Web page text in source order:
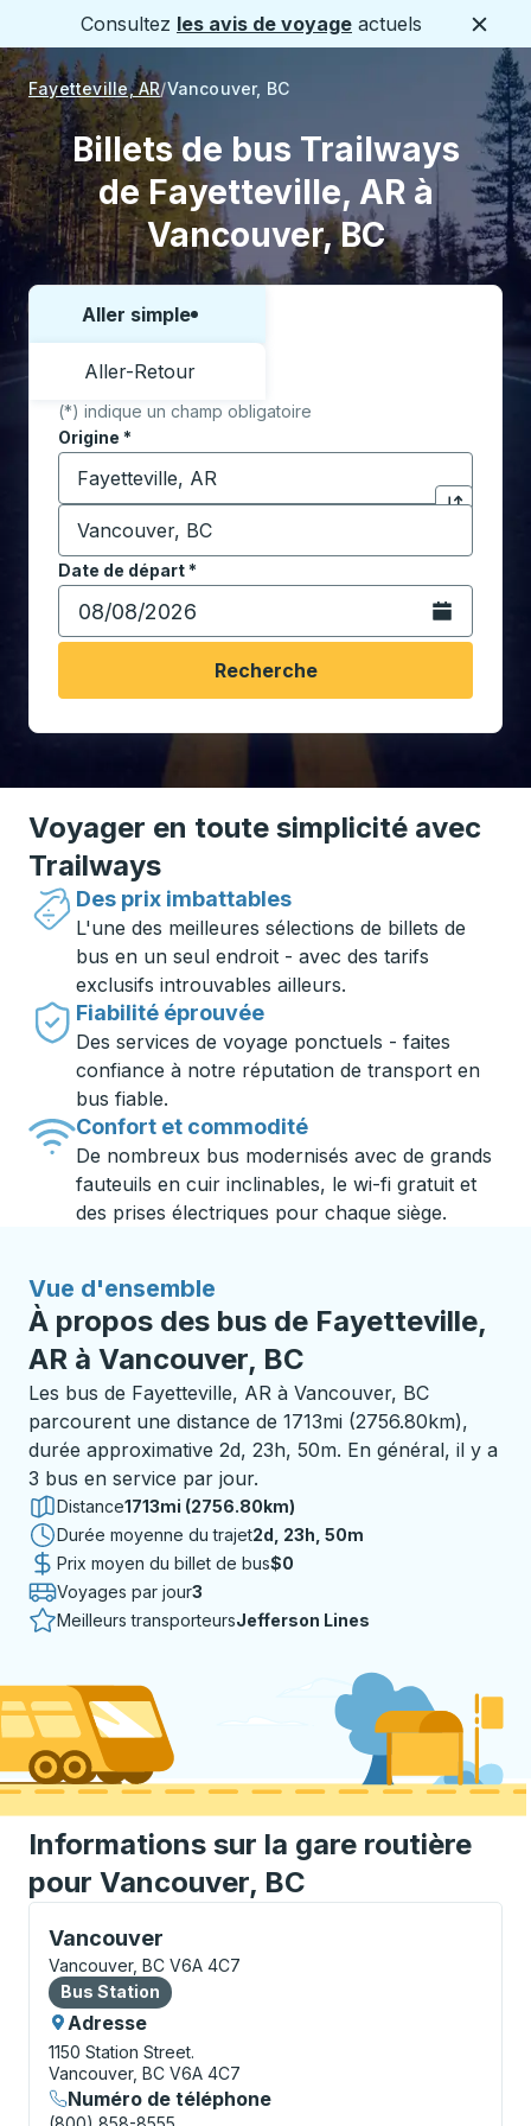
Consultez les avis de voyage actuels
Fayetteville, AR Vancouver, BC
Billets de bus Trailways
de Fayetteville, AR à
Vancouver, BC
Choisissez un sens ou un aller-retour:
Aller simple
Aller-Retour
(*) indique un champ obligatoire
Origine *
Commencez à saisir la ville d'origine pour ouvrir
Cliquez
Destination *
Commencez à saisir la ville de destination pour
Date de départ*
Tapez la date au format date Barre oblique du mois à
Ouvrez le
Recherche
Voyager en toute simplicité avec
Trailways
Des prix imbattables
L'une des meilleures sélections de billets de
bus en un seul endroit - avec des tarifs
exclusifs introuvables ailleurs.
Fiabilité éprouvée
Des services de voyage ponctuels - faites
confiance à notre réputation de transport en
bus fiable.
Confort et commodité
De nombreux bus modernisés avec de grands
fauteuils en cuir inclinables, le wi-fi gratuit et
des prises électriques pour chaque siège.
Vue d'ensemble
À propos des bus de Fayetteville,
AR à Vancouver, BC
Les bus de Fayetteville, AR à Vancouver, BC
parcourent une distance de 1713mi (2756.80km),
durée approximative 2d, 23h, 50m. En général, il y a
3 bus en service par jour.
Distance1713mi (2756.80km)
Durée moyenne du trajet2 jours 23 heures 50 minutes
2d, 23h, 50m
Prix moyen du billet de bus$0
Voyages par jour3
Meilleurs transporteursJefferson Lines
Informations sur la gare routière
pour Vancouver, BC
Vancouver
Bus Station, utilisez les touches fléchées ou la
Vancouver, BC V6A 4C7
Bus Station
Bus Station
Adresse
1150 Station Street.
Vancouver, BC V6A 4C7
Numéro de téléphone